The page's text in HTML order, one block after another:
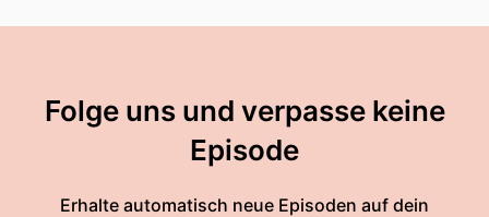
Folge uns und verpasse keine
Episode
Erhalte automatisch neue Episoden auf dein